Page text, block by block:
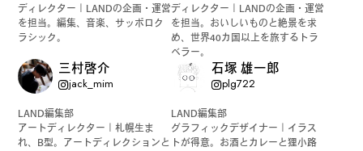
#ショッピング
ディレクター｜LANDの企画・運営
を担当。編集、音楽、サッポロク
ラシック。
ディレクター｜LANDの企画・運営
を担当。おいしいものと絶景を求
め、世界40カ国以上を旅するトラ
ベラー。
三村啓介
jack_mim
LAND編集部
アートディレクター｜札幌生ま
れ、B型。アートディレクションと
石塚 雄一郎
plg722
LAND編集部
グラフィックデザイナー｜イラス
トが得意。お酒とカレーと狸小路